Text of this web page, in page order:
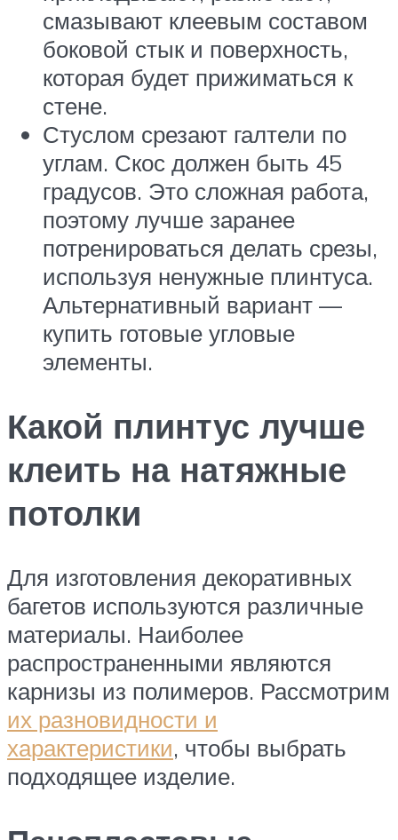
смазывают клеевым составом
боковой стык и поверхность,
которая будет прижиматься к
стене.
Стуслом срезают галтели по
углам. Скос должен быть 45
градусов. Это сложная работа,
поэтому лучше заранее
потренироваться делать срезы,
используя ненужные плинтуса.
Альтернативный вариант —
купить готовые угловые
элементы.
Какой плинтус лучше
клеить на натяжные
потолки
Для изготовления декоративных
багетов используются различные
материалы. Наиболее
распространенными являются
карнизы из полимеров. Рассмотрим
их разновидности и
характеристики, чтобы выбрать
подходящее изделие.